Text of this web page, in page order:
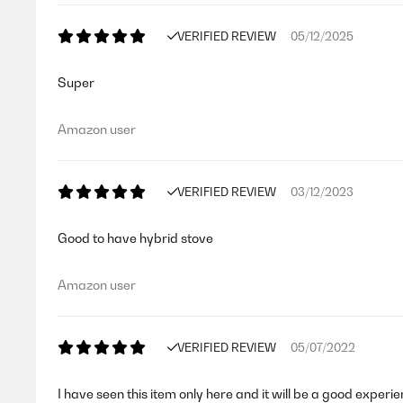
VERIFIED REVIEW 05/12/2025
Super
Amazon user
VERIFIED REVIEW 03/12/2023
Good to have hybrid stove
Amazon user
VERIFIED REVIEW 05/07/2022
I have seen this item only here and it will be a good